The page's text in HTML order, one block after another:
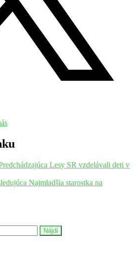
Lesy SR vzdelávali deti v
Najmladšia starostka na